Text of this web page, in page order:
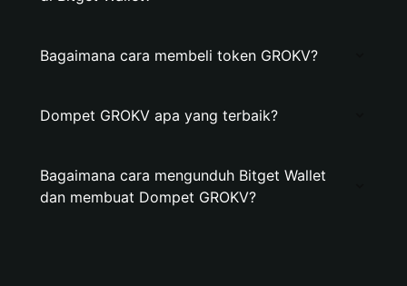
Bagaimana cara membeli token GROKV?
Dompet GROKV apa yang terbaik?
Bagaimana cara mengunduh Bitget Wallet
dan membuat Dompet GROKV?